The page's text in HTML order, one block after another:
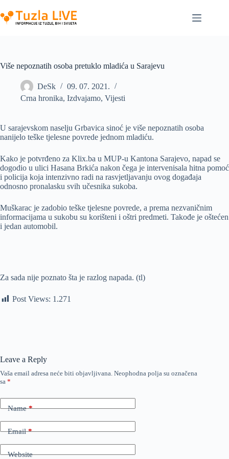
to
content
Više nepoznatih osoba pretuklo mladića u Sarajevu
DeSk
09. 07. 2021.
Crna hronika, Izdvajamo, Vijesti
U sarajevskom naselju Grbavica sinoć je više nepoznatih osoba
nanijelo teške tjelesne povrede jednom mladiću.
Kako je potvrđeno za Klix.ba u MUP-u Kantona Sarajevo, napad se
dogodio u ulici Hasana Brkića nakon čega je intervenisala hitna pomoć
i policija koja intenzivno radi na rasvjetljavanju ovog događaja
odnosno pronalasku svih učesnika sukoba.
Muškarac je zadobio teške tjelesne povrede, a prema nezvaničnim
informacijama u sukobu su korišteni i oštri predmeti. Takođe je oštećen
i jedan automobil.
Za sada nije poznato šta je razlog napada. (tl)
Post Views: 1.271
Leave a Reply
Vaša email adresa neće biti objavljivana. Neophodna polja su označena
sa *
Name*
Email*
Website